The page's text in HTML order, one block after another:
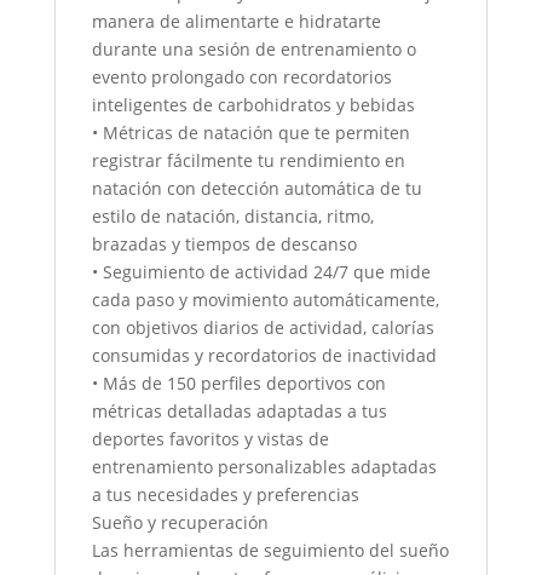
manera de alimentarte e hidratarte
durante una sesión de entrenamiento o
evento prolongado con recordatorios
inteligentes de carbohidratos y bebidas
• Métricas de natación que te permiten
registrar fácilmente tu rendimiento en
natación con detección automática de tu
estilo de natación, distancia, ritmo,
brazadas y tiempos de descanso
• Seguimiento de actividad 24/7 que mide
cada paso y movimiento automáticamente,
con objetivos diarios de actividad, calorías
consumidas y recordatorios de inactividad
• Más de 150 perfiles deportivos con
métricas detalladas adaptadas a tus
deportes favoritos y vistas de
entrenamiento personalizables adaptadas
a tus necesidades y preferencias
Sueño y recuperación
Las herramientas de seguimiento del sueño